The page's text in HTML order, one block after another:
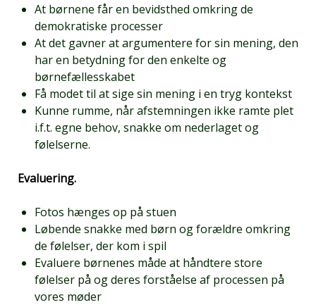
At børnene får en bevidsthed omkring de
demokratiske processer
At det gavner at argumentere for sin mening, den
har en betydning for den enkelte og
børnefællesskabet
Få modet til at sige sin mening i en tryg kontekst
Kunne rumme, når afstemningen ikke ramte plet
i.f.t. egne behov, snakke om nederlaget og
følelserne.
Evaluering.
Fotos hænges op på stuen
Løbende snakke med børn og forældre omkring
de følelser, der kom i spil
Evaluere børnenes måde at håndtere store
følelser på og deres forståelse af processen på
vores møder